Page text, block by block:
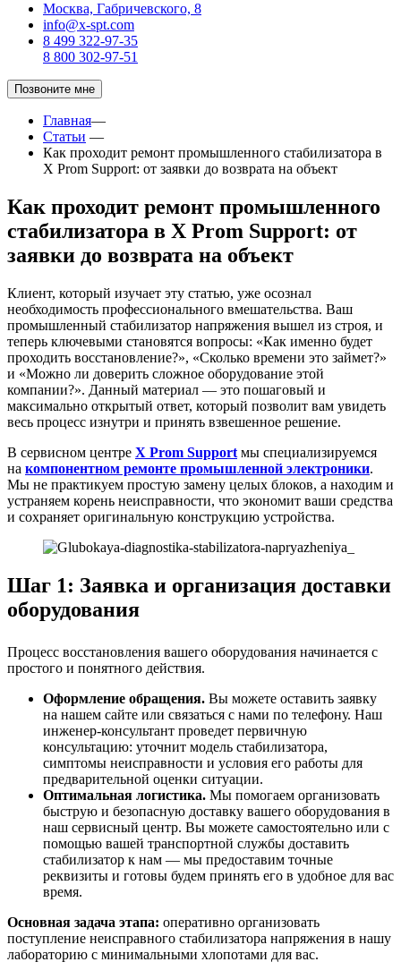
Москва, Габричевского, 8
info@x-spt.com
8 499 322-97-35
8 800 302-97-51
Позвоните мне
Главная—
Статьи —
Как проходит ремонт промышленного стабилизатора в
X Prom Support: от заявки до возврата на объект
Как проходит ремонт промышленного
стабилизатора в X Prom Support: от
заявки до возврата на объект
Клиент, который изучает эту статью, уже осознал
необходимость профессионального вмешательства. Ваш
промышленный стабилизатор напряжения вышел из строя, и
теперь ключевыми становятся вопросы: «Как именно будет
проходить восстановление?», «Сколько времени это займет?»
и «Можно ли доверить сложное оборудование этой
компании?». Данный материал — это пошаговый и
максимально открытый ответ, который позволит вам увидеть
весь процесс изнутри и принять взвешенное решение.
В сервисном центре X Prom Support мы специализируемся
на компонентном ремонте промышленной электроники.
Мы не практикуем простую замену целых блоков, а находим и
устраняем корень неисправности, что экономит ваши средства
и сохраняет оригинальную конструкцию устройства.
Шаг 1: Заявка и организация доставки
оборудования
Процесс восстановления вашего оборудования начинается с
простого и понятного действия.
Оформление обращения. Вы можете оставить заявку
на нашем сайте или связаться с нами по телефону. Наш
инженер-консультант проведет первичную
консультацию: уточнит модель стабилизатора,
симптомы неисправности и условия его работы для
предварительной оценки ситуации.
Оптимальная логистика. Мы помогаем организовать
быструю и безопасную доставку вашего оборудования в
наш сервисный центр. Вы можете самостоятельно или с
помощью вашей транспортной службы доставить
стабилизатор к нам — мы предоставим точные
реквизиты и готовы будем принять его в удобное для вас
время.
Основная задача этапа: оперативно организовать
поступление неисправного стабилизатора напряжения в нашу
лабораторию с минимальными хлопотами для вас.